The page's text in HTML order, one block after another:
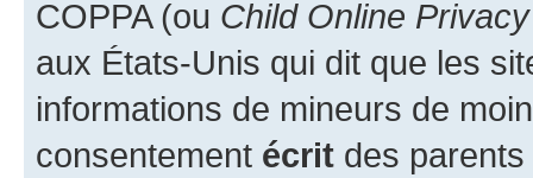
COPPA (ou Child Online
aux États-Unis qui dit que les
informations de mineurs de
consentement écrit des parents